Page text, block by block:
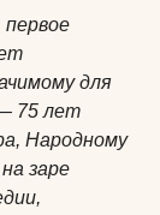
для
75 лет
Народному
заре